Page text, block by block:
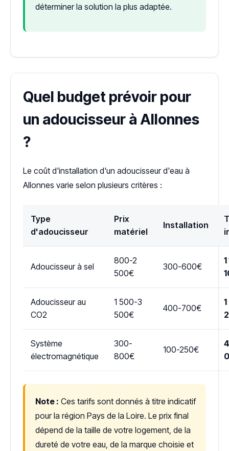
déterminer la solution la plus adaptée.
Quel budget prévoir pour
un adoucisseur à Allonnes
?
Le coût d'installation d'un adoucisseur d'eau à
Allonnes varie selon plusieurs critères :
Type
d'adoucisseur
Prix
matériel
Installation
Adoucisseur à sel
800-2
500€
300-600€
Adoucisseur au
CO2
1 500-3
500€
400-700€
Système
électromagnétique
300-
800€
100-250€
Note : Ces tarifs sont donnés à titre indicatif
pour la région Pays de la Loire. Le prix final
dépend de la taille de votre logement, de la
dureté de votre eau, de la marque choisie et